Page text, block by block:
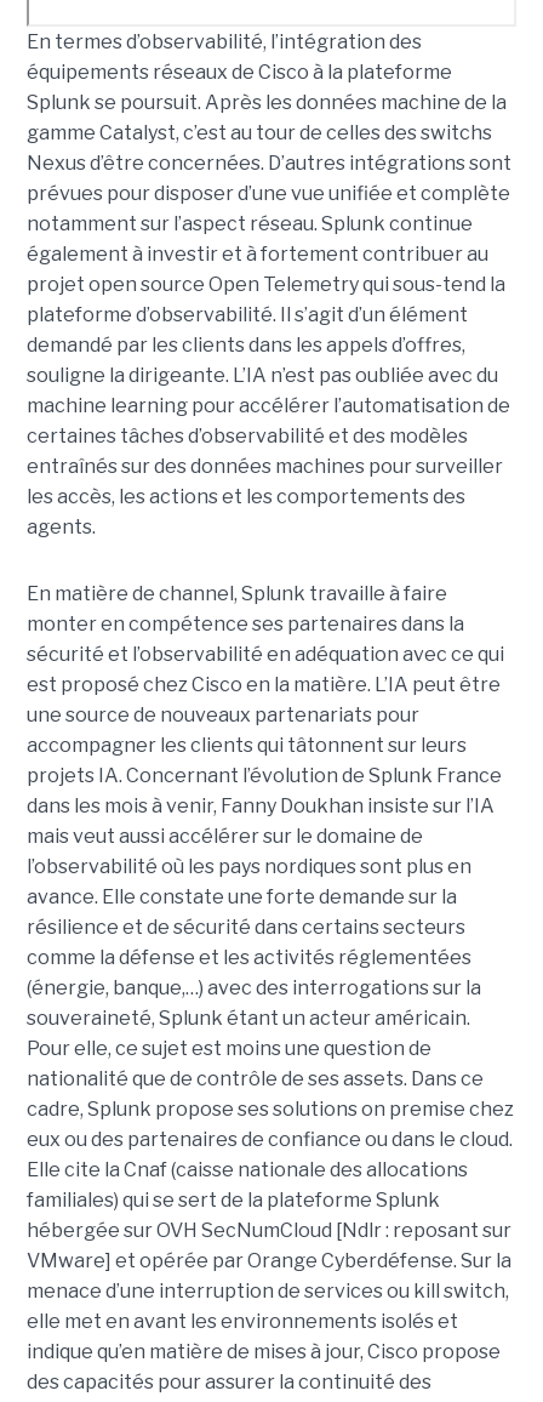
En termes d’observabilité, l’intégration des
équipements réseaux de Cisco à la plateforme
Splunk se poursuit. Après les données machine de la
gamme Catalyst, c’est au tour de celles des switchs
Nexus d’être concernées. D’autres intégrations sont
prévues pour disposer d’une vue unifiée et complète
notamment sur l’aspect réseau. Splunk continue
également à investir et à fortement contribuer au
projet open source Open Telemetry qui sous-tend la
plateforme d’observabilité. Il s’agit d’un élément
demandé par les clients dans les appels d’offres,
souligne la dirigeante. L’IA n’est pas oubliée avec du
machine learning pour accélérer l’automatisation de
certaines tâches d’observabilité et des modèles
entraînés sur des données machines pour surveiller
les accès, les actions et les comportements des
agents.
En matière de channel, Splunk travaille à faire
monter en compétence ses partenaires dans la
sécurité et l’observabilité en adéquation avec ce qui
est proposé chez Cisco en la matière. L’IA peut être
une source de nouveaux partenariats pour
accompagner les clients qui tâtonnent sur leurs
projets IA. Concernant l’évolution de Splunk France
dans les mois à venir, Fanny Doukhan insiste sur l’IA
mais veut aussi accélérer sur le domaine de
l’observabilité où les pays nordiques sont plus en
avance. Elle constate une forte demande sur la
résilience et de sécurité dans certains secteurs
comme la défense et les activités réglementées
(énergie, banque,…) avec des interrogations sur la
souveraineté, Splunk étant un acteur américain.
Pour elle, ce sujet est moins une question de
nationalité que de contrôle de ses assets. Dans ce
cadre, Splunk propose ses solutions on premise chez
eux ou des partenaires de confiance ou dans le cloud.
Elle cite la Cnaf (caisse nationale des allocations
familiales) qui se sert de la plateforme Splunk
hébergée sur OVH SecNumCloud [Ndlr : reposant sur
VMware] et opérée par Orange Cyberdéfense. Sur la
menace d’une interruption de services ou kill switch,
elle met en avant les environnements isolés et
indique qu’en matière de mises à jour, Cisco propose
des capacités pour assurer la continuité des